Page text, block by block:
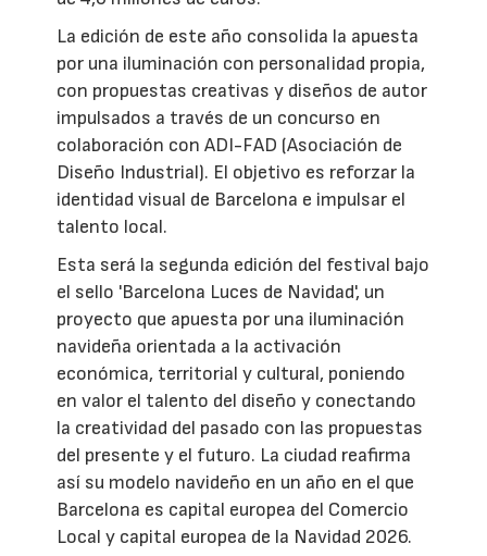
La edición de este año consolida la apuesta
por una iluminación con personalidad propia,
con propuestas creativas y diseños de autor
impulsados a través de un concurso en
colaboración con ADI-FAD (Asociación de
Diseño Industrial). El objetivo es reforzar la
identidad visual de Barcelona e impulsar el
talento local.
Esta será la segunda edición del festival bajo
el sello 'Barcelona Luces de Navidad', un
proyecto que apuesta por una iluminación
navideña orientada a la activación
económica, territorial y cultural, poniendo
en valor el talento del diseño y conectando
la creatividad del pasado con las propuestas
del presente y el futuro. La ciudad reafirma
así su modelo navideño en un año en el que
Barcelona es capital europea del Comercio
Local y capital europea de la Navidad 2026.